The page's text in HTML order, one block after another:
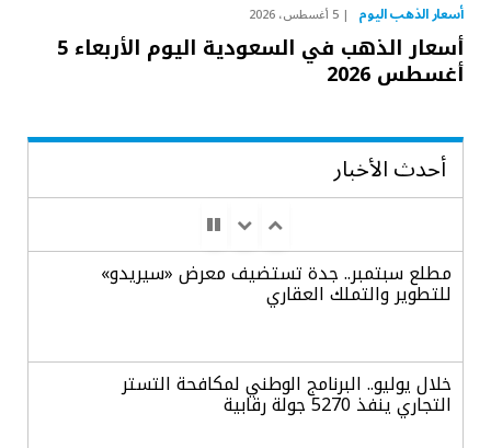
أسعار الذهب اليوم 5 أغسطس، 2026
أسعار الذهب في السعودية اليوم الأربعاء 5
أغسطس 2026
أحدث الأخبار
مطلع سبتمبر.. جدة تستضيف معرض «سيريدو»
للتطوير والتملك العقاري
خلال يوليو.. البرنامج الوطني لمكافحة التستر
التجاري ينفذ 5270 جولة رقابية